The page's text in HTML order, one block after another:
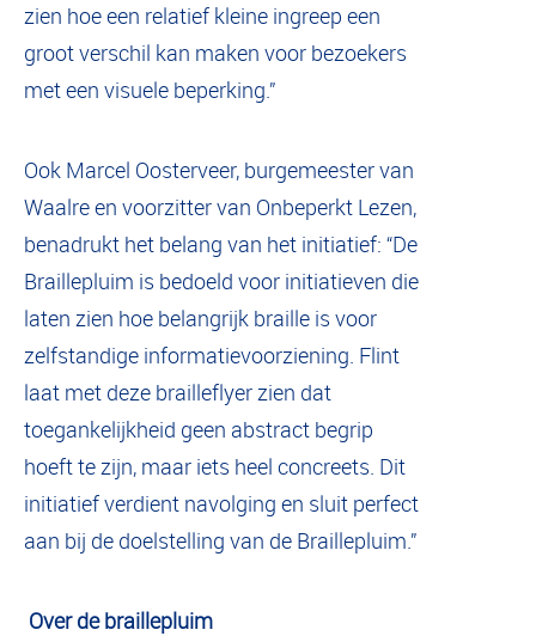
zien hoe een relatief kleine ingreep een
groot verschil kan maken voor bezoekers
met een visuele beperking.”
Ook Marcel Oosterveer, burgemeester van
Waalre en voorzitter van Onbeperkt Lezen,
benadrukt het belang van het initiatief: “De
Braillepluim is bedoeld voor initiatieven die
laten zien hoe belangrijk braille is voor
zelfstandige informatievoorziening. Flint
laat met deze brailleflyer zien dat
toegankelijkheid geen abstract begrip
hoeft te zijn, maar iets heel concreets. Dit
initiatief verdient navolging en sluit perfect
aan bij de doelstelling van de Braillepluim.”
Over de braillepluim